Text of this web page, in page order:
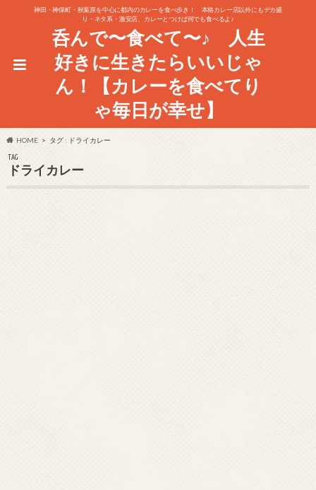
神田・神保町・秋葉原を中心に都内のカレーを食べ歩き！ 本格カレー店以外にもデカ盛
り・ネタ系・激安店、カレーとつけば何でも食べるよ♪
呑んで〜食べて〜♪ 人生
好きに生きたらいいじゃ
ん！【カレーを食べてり
ゃ毎日が幸せ】
HOME タグ : ドライカレー
TAG
ドライカレー